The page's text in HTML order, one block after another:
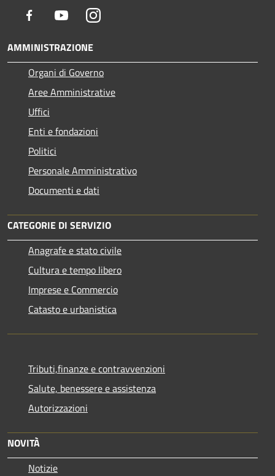
Facebook YoutubeInstagram
AMMINISTRAZIONE
Organi di Governo
Aree Amministrative
Uffici
Enti e fondazioni
Politici
Personale Amministrativo
Documenti e dati
CATEGORIE DI SERVIZIO
Anagrafe e stato civile
Cultura e tempo libero
Imprese e Commercio
Catasto e urbanistica
Tributi,finanze e contravvenzioni
Salute, benessere e assistenza
Autorizzazioni
NOVITÀ
Notizie